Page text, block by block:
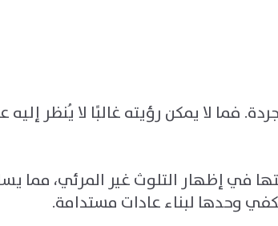
فما لا يمكن رؤيته غالبًا لا يُنظر
في إظهار التلوث غير المرئي، مما
وحدها لبناء عادات مستدامة.